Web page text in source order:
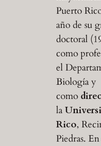
Puerto
año de su
doctoral
como
el
Biología y
como
la
Rico,
Piedras.